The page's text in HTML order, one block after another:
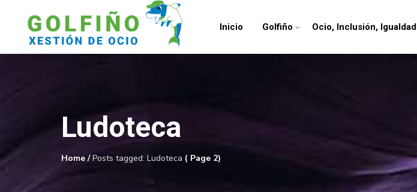
Inicio Golfiño Ocio, Inclusión, Igualdad
Ludoteca
Home/Posts tagged: Ludoteca ( Page 2)